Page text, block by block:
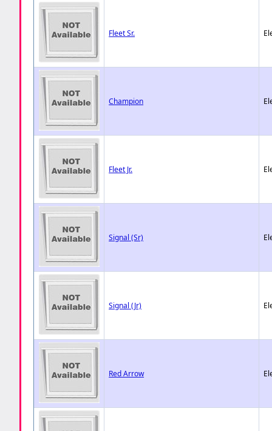
Fleet Sr.
Champion
Fleet Jr.
Signal (Sr)
Signal (Jr)
Red Arrow